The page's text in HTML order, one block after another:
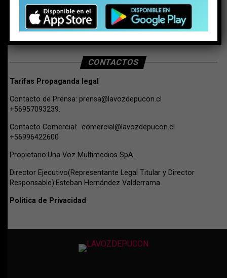
BUSCAR
CONTACTOS
Tarifas Propaganda legal
Contacto de Prensa: prensa@lavozdepucon.cl
+56957093239.
Contacto Comercial: comercial@lavozdepucon.cl
+56996422600
Propietario:Una Voz Multimedios SpA.
Director Ejecutivo(Representante Legal Titular y Director
Responsable):Esteban Hernández Valderrama
Politica de Privacidad